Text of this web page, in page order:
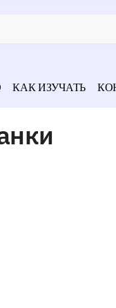
КАК ИЗУЧАТЬ